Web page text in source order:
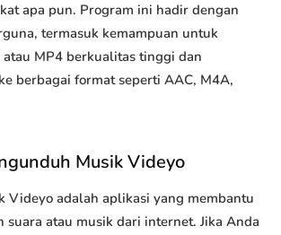
apa pun. Program ini hadir dengan
termasuk kemampuan untuk
MP4 berkualitas tinggi dan
berbagai format seperti AAC, M4A,
Musik Videyo
Videyo adalah aplikasi yang membantu
suara atau musik dari internet. Jika Anda